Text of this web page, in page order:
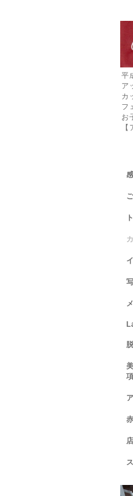
平
ア
カ
フ
お